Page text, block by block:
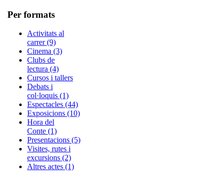
Per formats
Activitats al
carrer (9)
Cinema (3)
Clubs de
lectura (4)
Cursos i tallers
Debats i
col·loquis (1)
Espectacles (44)
Exposicions (10)
Hora del
Conte (1)
Presentacions (5)
Visites, rutes i
excursions (2)
Altres actes (1)